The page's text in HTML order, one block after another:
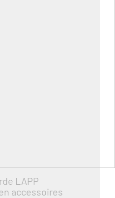
LAPP
accessoires